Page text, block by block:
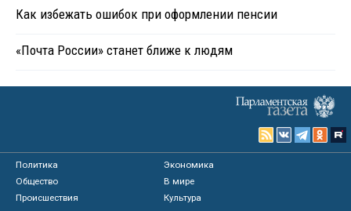
Как избежать ошибок при оформлении пенсии
«Почта России» станет ближе к людям
Политика
Экономика
Общество
В мире
Происшествия
Культура